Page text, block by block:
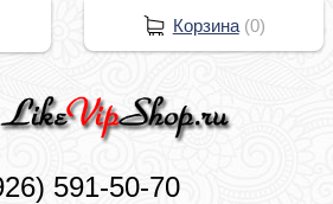
591-50-70
Корзина(0)